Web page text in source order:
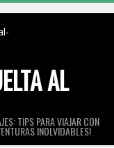
AL
TIPS PARA VIAJAR CON
INOLVIDABLES!